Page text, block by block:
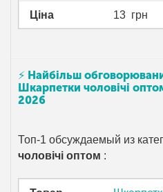
Ціна 13 грн
⚡ Найбільш
Шкарпетки чоловічі
2026
Топ-1 обсуждаемый из
чоловічі оптом :